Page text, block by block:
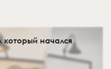
который начался